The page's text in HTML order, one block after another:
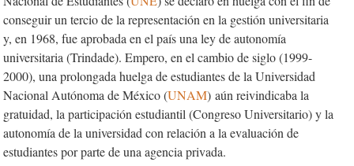
conseguir un tercio de la representación en la gestión universitaria
y, en 1968, fue aprobada en el país una ley de autonomía
universitaria (Trindade). Empero, en el cambio de siglo (1999-
2000), una prolongada huelga de estudiantes de la Universidad
Nacional Autónoma de México (UNAM) aún reivindicaba la
gratuidad, la participación estudiantil (Congreso Universitario) y la
autonomía de la universidad con relación a la evaluación de
estudiantes por parte de una agencia privada.